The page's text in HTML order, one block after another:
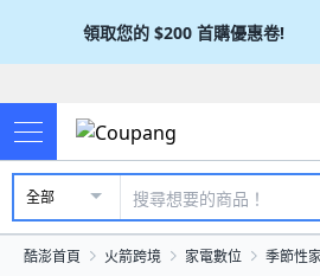
領取您的 $200 首購優惠卷!
全部
酷澎首頁 火箭跨境 家電數位 季節性